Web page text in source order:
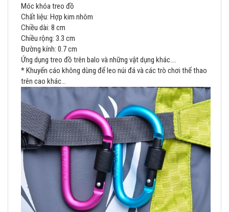
Móc khóa treo đồ
Chất liệu: Hợp kim nhôm
Chiều dài: 8 cm
Chiều rộng: 3.3 cm
Đường kính: 0.7 cm
Ứng dụng treo đồ trên balo và những vật dụng khác....
* Khuyến cáo không dùng để leo núi đá và các trò chơi thể thao
trên cao khác...